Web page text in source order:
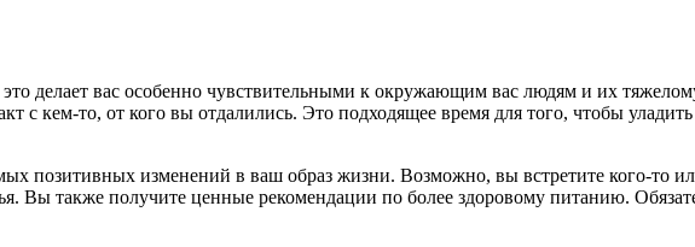
делает вас особенно чувствительными к окружающим вас людям и их
кем-то, от кого вы отдалились. Это подходящее время для того, чтобы уладить
позитивных изменений в ваш образ жизни. Возможно, вы встретите кого-то
Вы также получите ценные рекомендации по более здоровому питанию.